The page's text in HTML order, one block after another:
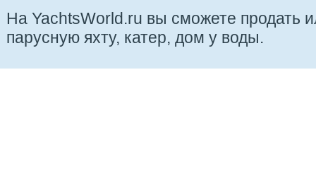
На YachtsWorld.ru вы сможете продать
парусную яхту, катер, дом у воды.